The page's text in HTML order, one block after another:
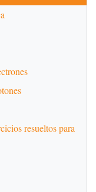
resueltos para